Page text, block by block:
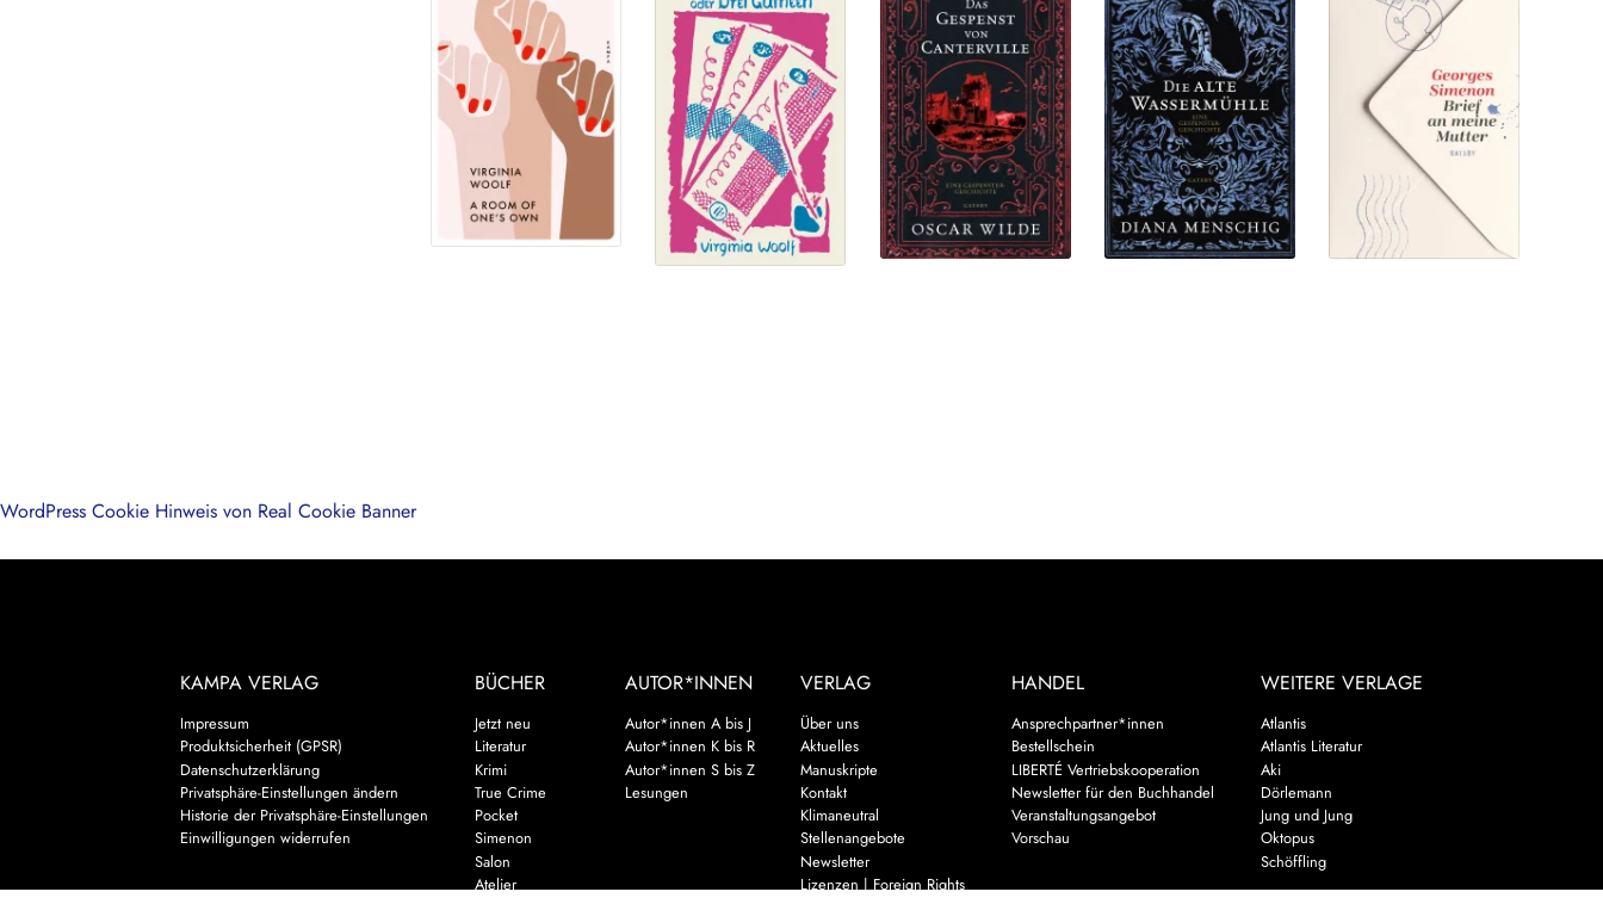
KAMPA VERLAG
Impressum
Produktsicherheit (GPSR)
Datenschutzerklärung
Privatsphäre-Einstellungen ändern
Historie der Privatsphäre-Einstellungen
Einwilligungen widerrufen
BÜCHER
Jetzt neu
Literatur
Krimi
True Crime
Pocket
Simenon
Salon
Atelier
AUTOR*INNEN
Autor*innen A bis J
Autor*innen K bis R
Autor*innen S bis Z
Lesungen
VERLAG
Über uns
Aktuelles
Manuskripte
Kontakt
Klimaneutral
Stellenangebote
Newsletter
Lizenzen | Foreign Rights
HANDEL
Ansprechpartner*innen
Bestellschein
LIBERTÉ Vertriebskooperation
Newsletter für den Buchhandel
Veranstaltungsangebot
Vorschau
WEITERE VERLAGE
Atlantis
Atlantis Literatur
Aki
Dörlemann
Jung und Jung
Oktopus
Schöffling
WordPress Cookie Hinweis von Real Cookie Banner